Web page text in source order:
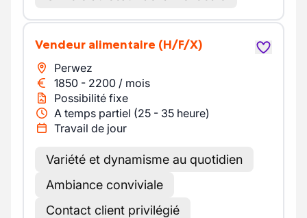
Vendeur alimentaire (H/F/X)
Perwez
1850 - 2200 / mois
Possibilité fixe
A temps partiel (25 - 35 heure)
Travail de jour
Variété et dynamisme au quotidien
Ambiance conviviale
Contact client privilégié